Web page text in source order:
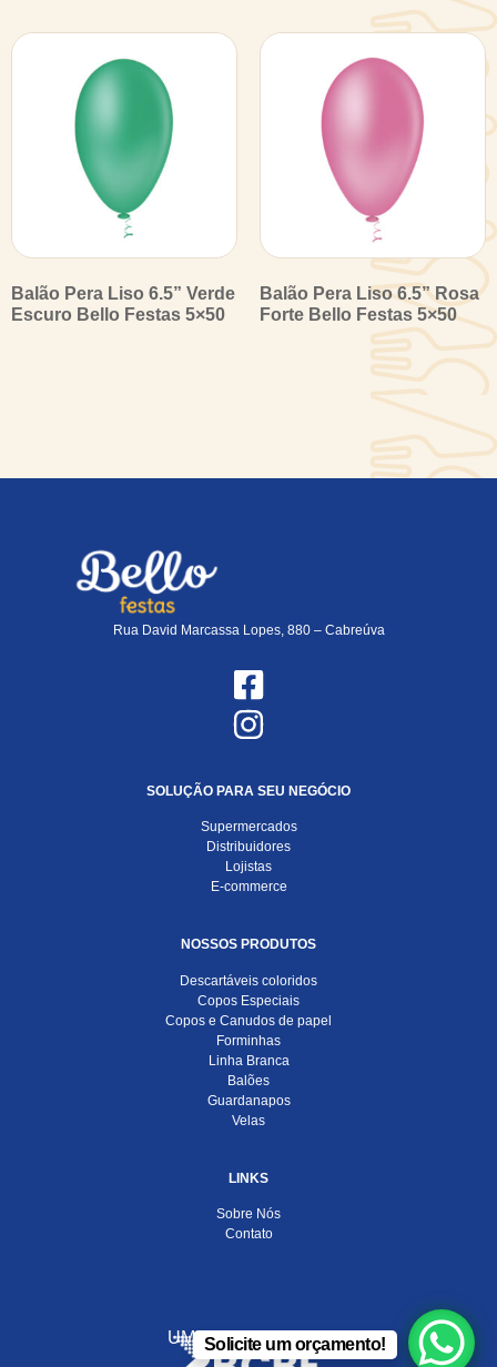
Balão Pera Liso 6.5” Verde
Escuro Bello Festas 5×50
Balão Pera Liso 6.5” Rosa
Forte Bello Festas 5×50
Rua David Marcassa Lopes, 880 – Cabreúva
SOLUÇÃO PARA SEU NEGÓCIO
Supermercados
Distribuidores
Lojistas
E-commerce
NOSSOS PRODUTOS
Descartáveis coloridos
Copos Especiais
Copos e Canudos de papel
Forminhas
Linha Branca
Balões
Guardanapos
Velas
LINKS
Sobre Nós
Contato
UMA EMPRESA DO
Solicite um orçamento!